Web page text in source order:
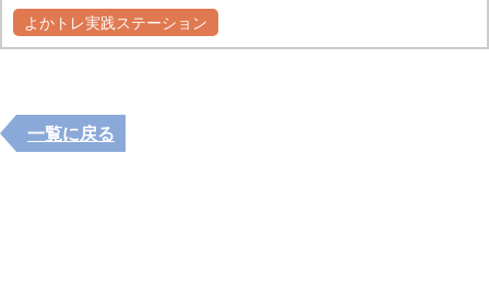
よかトレ実践ステーション
一覧に戻る